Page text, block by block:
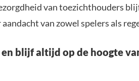
van toezichthouders
van zowel spelers als
blijf altijd op de hoogte